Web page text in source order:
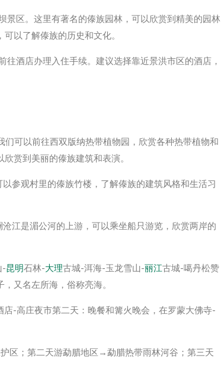
景区。这里有著名的傣族园林，可以欣赏到精美的园林
以了解傣族的历史和文化。
酒店办理入住手续。建议选择靠近景洪市区的酒店，
可以前往西双版纳热带植物园，欣赏各种热带植物和
赏到美丽的傣族建筑和表演。
参观村里的傣族竹楼，了解傣族的建筑风格和生活习
江是湄公河的上游，可以乘坐船只游览，欣赏两岸的
-昆明石林-大理古城-洱海-玉龙雪山-丽江古城-噶丹松赞
，又名左所海，俗称亮海。
-高庄夜市第二天：晚餐和篝火晚会，在罗蒙大佛寺-
区；第二天游勐腊地区→勐腊热带雨林河谷；第三天